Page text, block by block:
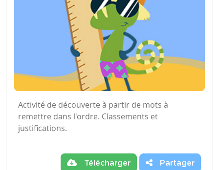
Activité de découverte à partir de mots à
remettre dans l'ordre. Classements et
justifications.
Télécharger Partager